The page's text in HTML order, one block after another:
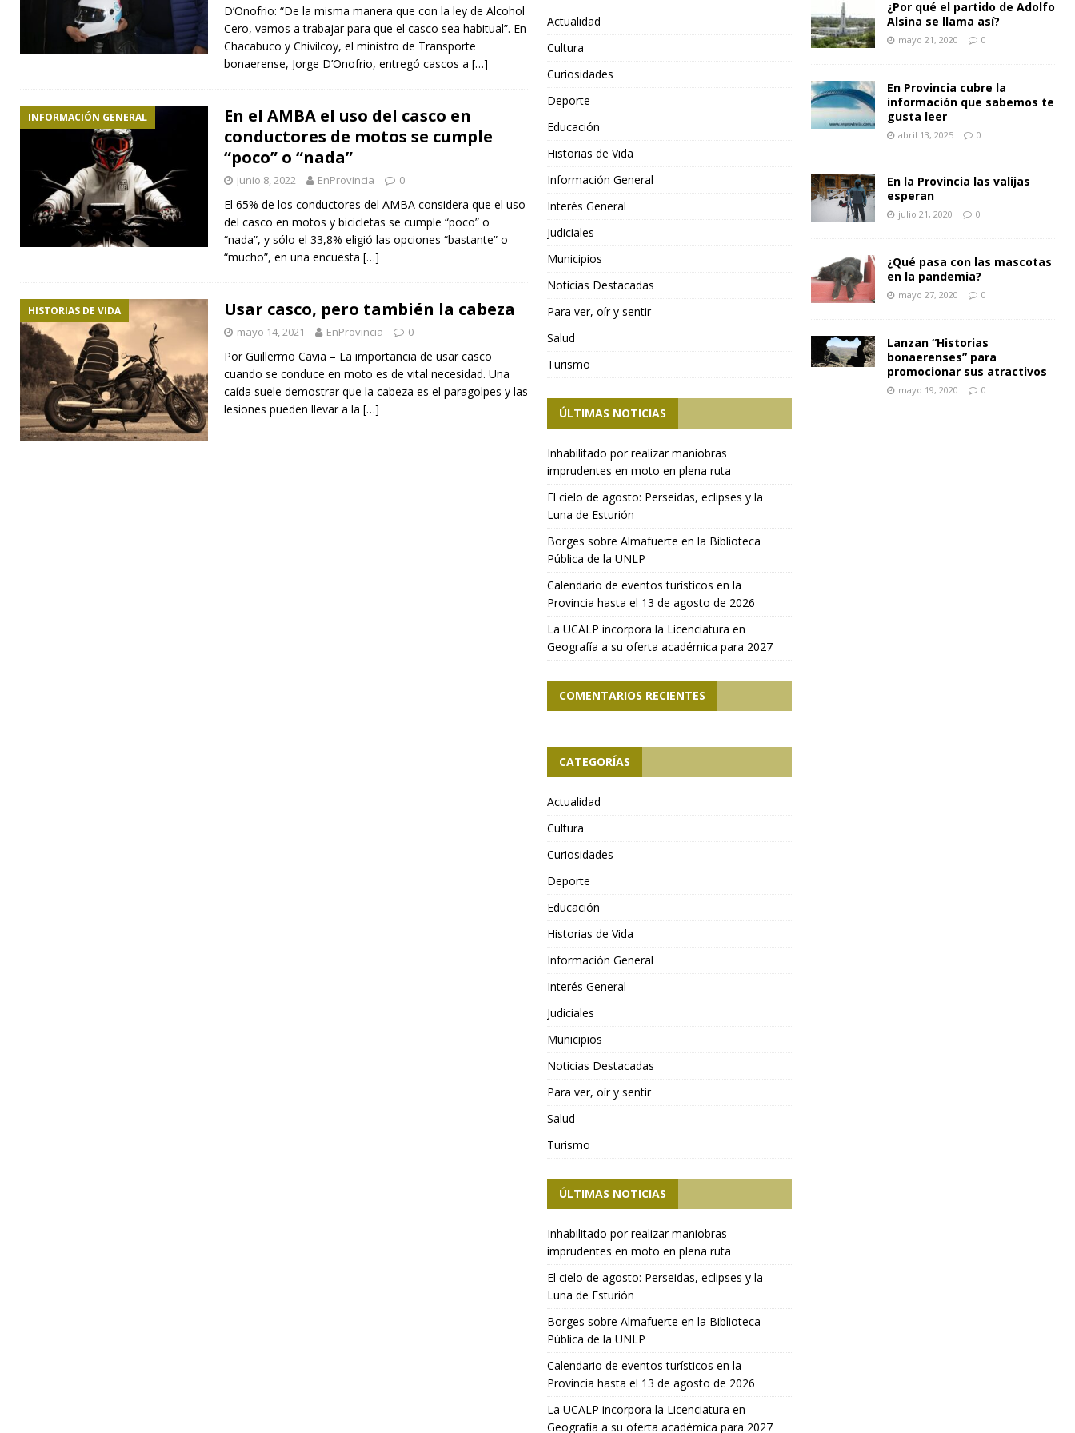
D’Onofrio: “De la misma manera que con la ley de Alcohol
Cero, vamos a trabajar para que el casco sea habitual”. En
Chacabuco y Chivilcoy, el ministro de Transporte
bonaerense, Jorge D’Onofrio, entregó cascos a […]
INFORMACIÓN GENERAL
En el AMBA el uso del casco en
conductores de motos se cumple
“poco” o “nada”
junio 8, 2022 EnProvincia 0
El 65% de los conductores del AMBA considera que el uso
del casco en motos y bicicletas se cumple “poco” o
“nada”, y sólo el 33,8% eligió las opciones “bastante” o
“mucho”, en una encuesta […]
HISTORIAS DE VIDA Usar casco, pero también la cabeza
mayo 14, 2021 EnProvincia 0
Por Guillermo Cavia – La importancia de usar casco
cuando se conduce en moto es de vital necesidad. Una
caída suele demostrar que la cabeza es el paragolpes y las
lesiones pueden llevar a la […]
Actualidad
Cultura
Curiosidades
Deporte
Educación
Historias de Vida
Información General
Interés General
Judiciales
Municipios
Noticias Destacadas
Para ver, oír y sentir
Salud
Turismo
ÚLTIMAS NOTICIAS
Inhabilitado por realizar maniobras
imprudentes en moto en plena ruta
El cielo de agosto: Perseidas, eclipses y la
Luna de Esturión
Borges sobre Almafuerte en la Biblioteca
Pública de la UNLP
Calendario de eventos turísticos en la
Provincia hasta el 13 de agosto de 2026
La UCALP incorpora la Licenciatura en
Geografía a su oferta académica para 2027
COMENTARIOS RECIENTES
CATEGORÍAS
Actualidad
Cultura
Curiosidades
Deporte
Educación
Historias de Vida
Información General
Interés General
Judiciales
Municipios
Noticias Destacadas
Para ver, oír y sentir
Salud
Turismo
ÚLTIMAS NOTICIAS
Inhabilitado por realizar maniobras
imprudentes en moto en plena ruta
El cielo de agosto: Perseidas, eclipses y la
Luna de Esturión
Borges sobre Almafuerte en la Biblioteca
Pública de la UNLP
Calendario de eventos turísticos en la
Provincia hasta el 13 de agosto de 2026
La UCALP incorpora la Licenciatura en
Geografía a su oferta académica para 2027
¿Por qué el partido de Adolfo
Alsina se llama así?
mayo 21, 2020 0
En Provincia cubre la
información que sabemos te
gusta leer
abril 13, 2025 0
En la Provincia las valijas
esperan
julio 21, 2020 0
¿Qué pasa con las mascotas
en la pandemia?
mayo 27, 2020 0
Lanzan “Historias
bonaerenses” para
promocionar sus atractivos
mayo 19, 2020 0